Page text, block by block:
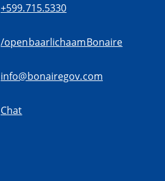
+599.715.5330
/openbaarlichaamBonaire
info@bonairegov.com
Chat